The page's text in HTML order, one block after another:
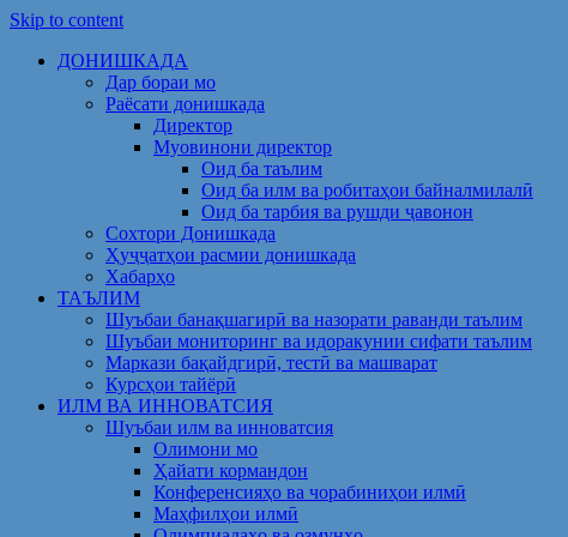
Skip to content
ДОНИШКАДА
Дар бораи мо
Раёсати донишкада
Директор
Муовинони директор
Оид ба таълим
Оид ба илм ва робитаҳои байналмилалӣ
Оид ба тарбия ва рушди ҷавонон
Сохтори Донишкада
Ҳуҷҷатҳои расмии донишкада
Хабарҳо
ТАЪЛИМ
Шуъбаи банақшагирӣ ва назорати раванди таълим
Шуъбаи мониторинг ва идоракунии сифати таълим
Маркази бақайдгирӣ, тестӣ ва машварат
Курсҳои тайёрӣ
ИЛМ ВА ИННОВАТСИЯ
Шуъбаи илм ва инноватсия
Олимони мо
Ҳайати кормандон
Конференсияҳо ва чорабиниҳои илмӣ
Маҳфилҳои илмӣ